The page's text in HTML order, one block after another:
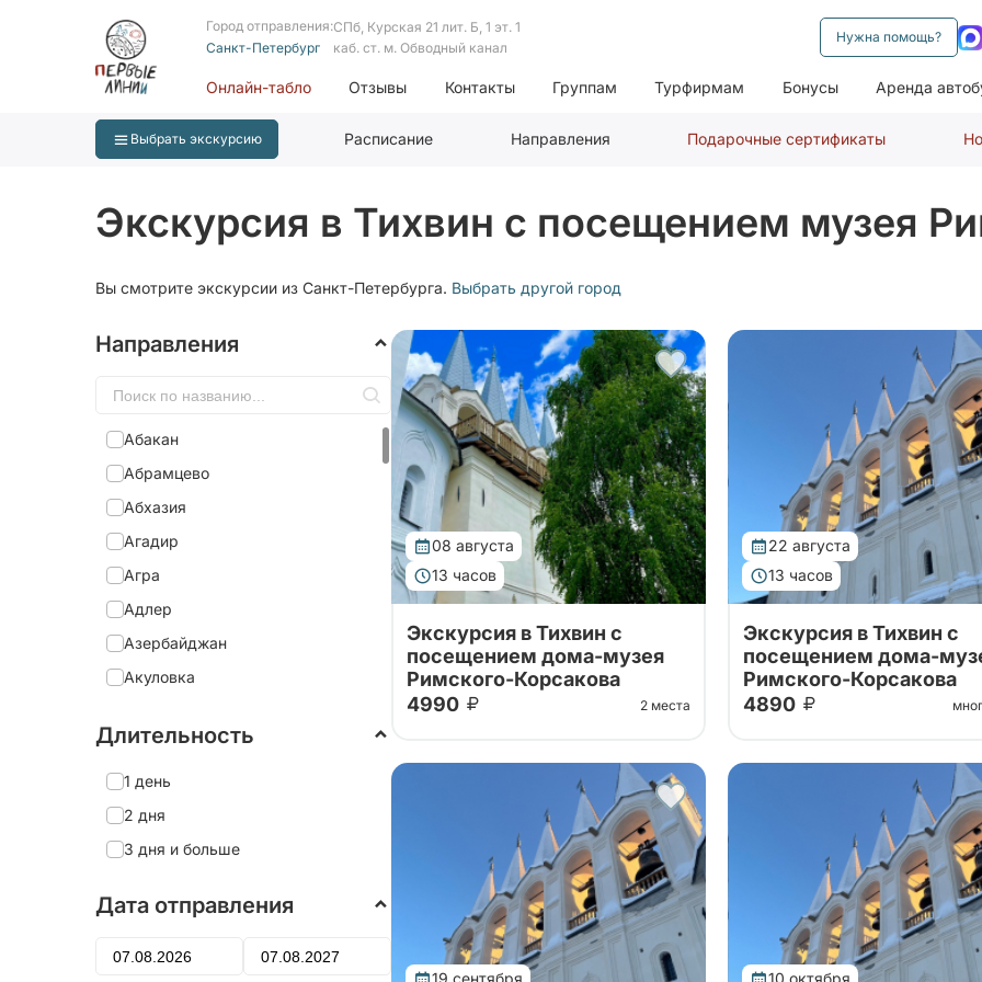
Город отправления:
Санкт-Петербург
СПб, Курская 21 лит. Б, 1 эт. 1
каб. ст. м. Обводный канал
Нужна помощь?
Онлайн-табло Отзывы Контакты Группам Турфирмам Бонусы Аренда
Выбрать экскурсию Расписание Направления Подарочные сертификаты
Экскурсия в Тихвин с посещением музея
Вы смотрите экскурсии из Санкт-Петербурга. Выбрать другой город
Направления
Абакан
Абрамцево
Абхазия
Агадир
Агра
Адлер
Азербайджан
Акуловка
Александро-Невская Лавра
Александров
Александровский дворец
Алеховщина
Алтай
Алушта
Длительность
1 день
2 дня
3 дня и больше
Дата отправления
08 августа
13 часов
Тур в Тихвин на 1 день с
Антониево-Дымского монастыря
у Дымского озера, дом-музея
Римского-Корсакова
Экскурсия в Тихвин с
посещением дома-музея
Римского-Корсакова
4990
2 места
22 августа
13 часов
Тур в Тихвин на 1 день с
Антониево-Дымского
у Дымского озера, дом-
Римского-Корсакова
Экскурсия в Тихвин с
посещением дома-
Римского-Корсакова
4890
19 сентября
10 октября